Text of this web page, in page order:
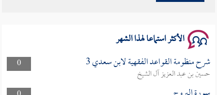
الأكثر استماعا لهذا الشهر
0 شرح منظومة القواعد الفقهية لابن سعدي 3
حسين بن عبد العزيز آل الشيخ